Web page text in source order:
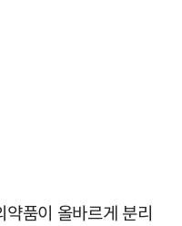
품이 올바르게 분리